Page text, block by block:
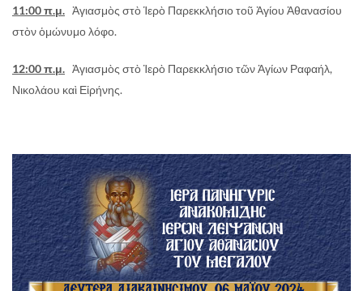
11:00 π.μ. Ἁγιασμὸς στὸ Ἱερὸ Παρεκκλήσιο τοῦ Ἁγίου Ἀθανασίου
στὸν ὁμώνυμο λόφο.
12:00 π.μ. Ἁγιασμὸς στὸ Ἱερὸ Παρεκκλήσιο τῶν Ἁγίων Ραφαήλ,
Νικολάου καὶ Εἰρήνης.